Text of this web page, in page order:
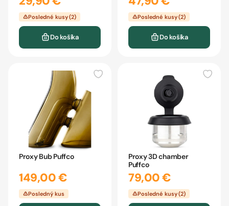
Posledné kusy (2)
Do košíka
Posledné kusy (2)
Do košíka
Proxy Bub Puffco
149,00 €
Posledný kus
Proxy 3D chamber
Puffco
79,00 €
Posledné kusy (2)